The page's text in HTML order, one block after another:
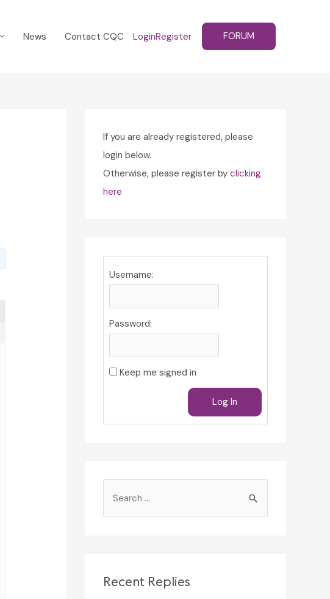
News Contact CQC LoginRegister FORUM
If you are already registered, please
login below.
Otherwise, please register by clicking
here
Username:
Password:
Keep me signed in
Log In
h
Recent Replies